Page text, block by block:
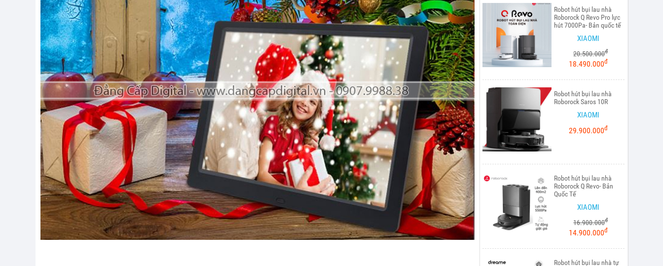
Robot hút bụi lau nhà
Roborock Q Revo Pro lực
hút 7000Pa- Bản quốc tế
XIAOMI
20.500.000đ
18.490.000đ
Robot hút bụi lau nhà
Roborock Saros 10R
XIAOMI
29.900.000đ
Robot hút bụi lau nhà
Roborock Q Revo- Bản
Quốc Tế
XIAOMI
16.900.000đ
14.900.000đ
Robot hút bụi lau nhà tự